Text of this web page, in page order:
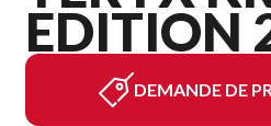
EDITION
DEMANDE DE